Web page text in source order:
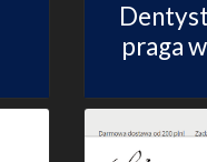
praga